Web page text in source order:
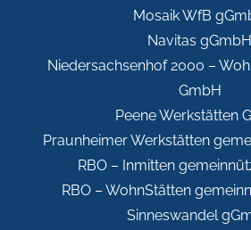
Mosaik WfB
Navitas gGmbH
Niedersachsenhof 2000 –
GmbH
Peene Werkstätten
Praunheimer Werkstätten
RBO – Inmitten
RBO – WohnStätten
Sinneswandel